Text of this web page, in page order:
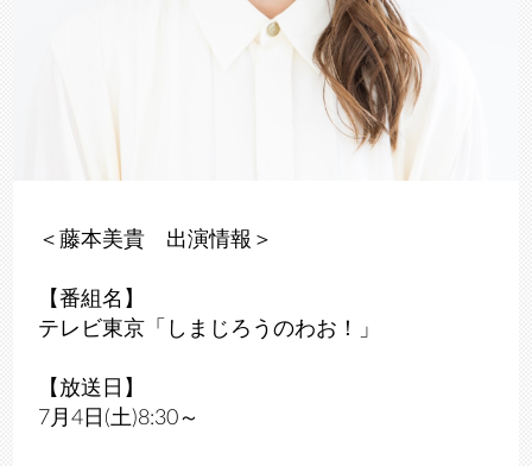
＜藤本美貴 出演情報＞
【番組名】
テレビ東京「しまじろうのわお！」
【放送日】
7月4日(土)8:30～